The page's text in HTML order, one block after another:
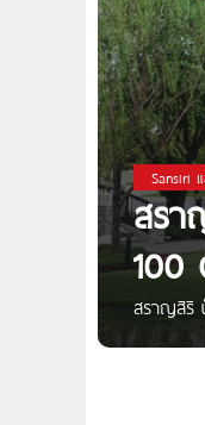
Sansiri
สรา
100
สราญสิริ